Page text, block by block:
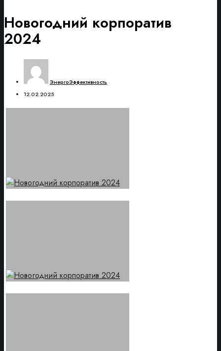
Новогодний корпоратив
2024
ЭнергоЭффективность
12.02.2025